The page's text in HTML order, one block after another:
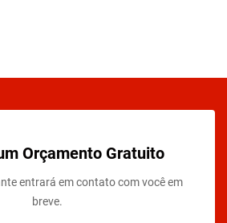
Orçamento Gratuito
entrará em contato com você em
breve.